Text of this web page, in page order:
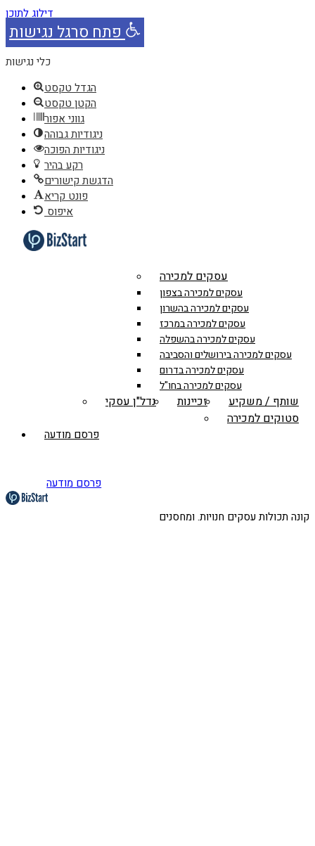
דילוג לתוכן
פתח סרגל נגישות
כלי נגישות
הגדל טקסט
הקטן טקסט
גווני אפור
ניגודיות גבוהה
ניגודיות הפוכה
רקע בהיר
הדגשת קישורים
פונט קריא
איפוס
עסקים למכירה
עסקים למכירה בצפון
עסקים למכירה בהשרון
עסקים למכירה במרכז
עסקים למכירה בהשפלה
עסקים למכירה בירושלים והסביבה
עסקים למכירה בדרום
עסקים למכירה בחו"ל
שותף / משקיע זכיינות
נדל"ן עסקי
סטוקים למכירה
פרסם מודעה
פרסם מודעה
קונה תכולות עסקים חנויות. ומחסנים